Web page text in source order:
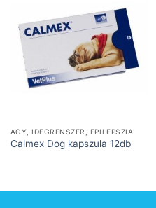
AGY, IDEGRENSZER, EPILEPSZIA
Calmex Dog kapszula 12db